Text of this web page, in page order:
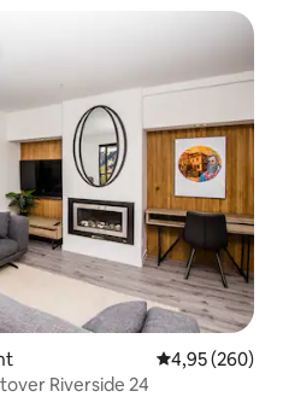
Évaluation
4,95 (260)
Riverside 24